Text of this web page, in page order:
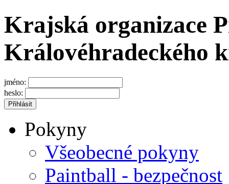
Krajská organizace
Královéhradeckého
jméno:
heslo:
Pokyny
Všeobecné pokyny
Paintball - bezpečnost